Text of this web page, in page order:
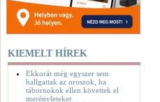
KIEMELT HÍREK
Ekkorát még egyszer sem
hallgattak az oroszok, ha
tábornokok ellen követtek el
merényleteket